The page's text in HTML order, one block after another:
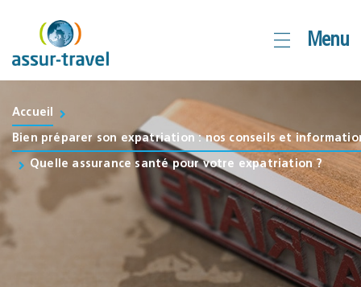
contenu
Menu
Accueil
Bien préparer son expatriation : nos conseils et
Quelle assurance santé pour votre expatriation ?